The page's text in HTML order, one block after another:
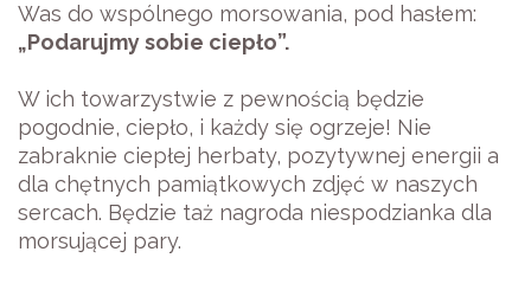
Was do wspólnego morsowania, pod hasłem:
„Podarujmy sobie ciepło”.
W ich towarzystwie z pewnością będzie
pogodnie, ciepło, i każdy się ogrzeje! Nie
zabraknie ciepłej herbaty, pozytywnej energii a
dla chętnych pamiątkowych zdjęć w naszych
sercach. Będzie taż nagroda niespodzianka dla
morsującej pary.